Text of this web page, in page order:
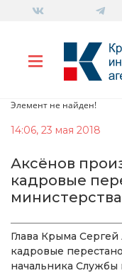
Элемент не найден!
14:06, 23 мая 2018
Аксёнов
кадровые
Глава Крыма
кадровые
начальника Службы